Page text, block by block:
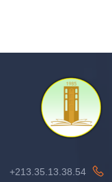
213.35.13.38.54+